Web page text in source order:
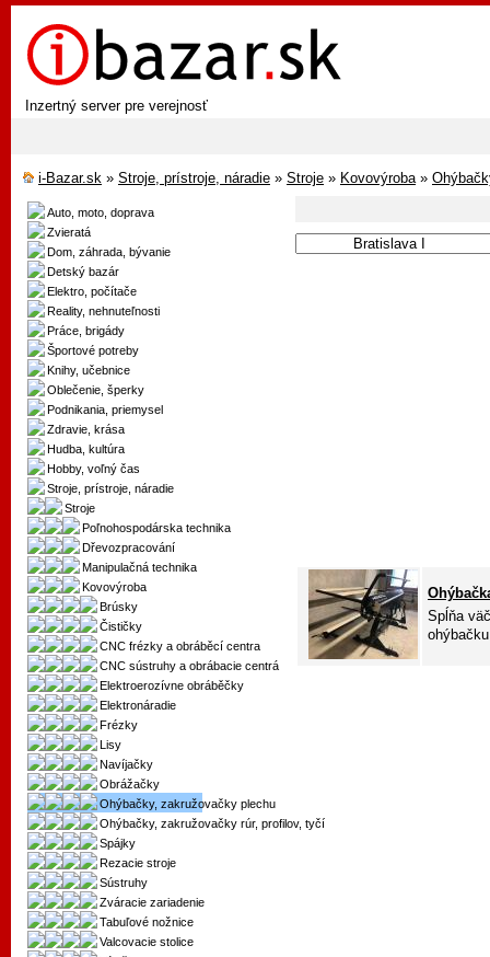
Inzertný server pre verejnosť
i-Bazar.sk » Stroje, prístroje, náradie » Stroje » Kovovýroba»
Auto, moto, doprava
Zvieratá
Dom, záhrada, bývanie
Detský bazár
Elektro, počítače
Reality, nehnuteľnosti
Práce, brigády
Športové potreby
Knihy, učebnice
Oblečenie, šperky
Podnikania, priemysel
Zdravie, krása
Hudba, kultúra
Hobby, voľný čas
Stroje, prístroje, náradie
Stroje
Poľnohospodárska technika
Dřevozpracování
Manipulačná technika
Kovovýroba
Brúsky
Čističky
CNC frézky a obráběcí centra
CNC sústruhy a obrábacie centrá
Elektroerozívne obráběčky
Elektronáradie
Frézky
Lisy
Navíjačky
Obrážačky
Ohýbačky, zakružovačky plechu
Ohýbačky, zakružovačky rúr, profilov, tyčí
Spájky
Rezacie stroje
Sústruhy
Zváracie zariadenie
Tabuľové nožnice
Valcovacie stolice
Spĺňa